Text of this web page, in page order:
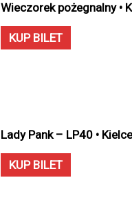
Wieczorek pożegnalny •
KUP BILET
Lady Pank – LP40 •
KUP BILET